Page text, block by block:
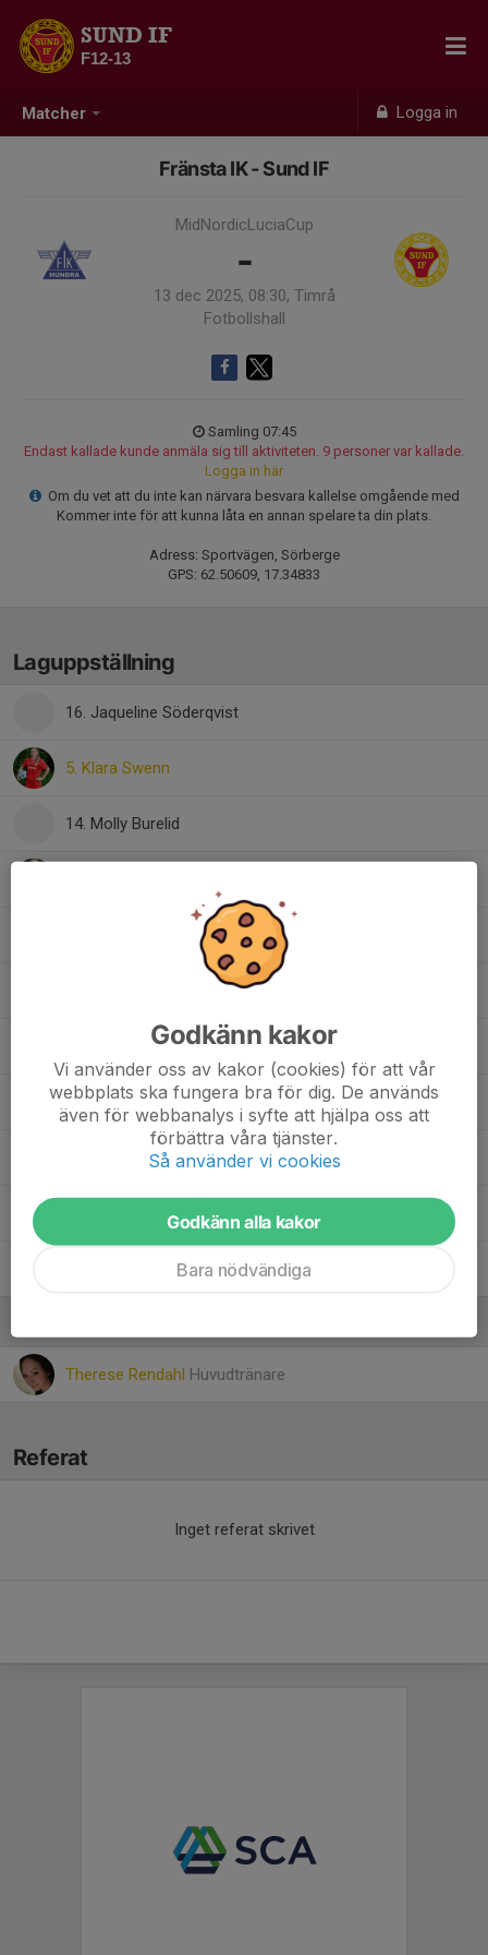
Matcher Logga in
SUND IF
F12-13
Fränsta IK - Sund IF
MidNordicLuciaCup
-
13 dec 2025, 08:30, Timrå
Fotbollshall
Samling 07:45
Endast kallade kunde anmäla sig till aktiviteten. 9 personer var kallade.
Logga in här
Om du vet att du inte kan närvara besvara kallelse omgående med
Kommer inte för att kunna låta en annan spelare ta din plats.
Adress: Sportvägen, Sörberge
GPS: 62.50609, 17.34833
Laguppställning
16. Jaqueline Söderqvist
5. Klara Swenn
14. Molly Burelid
11. Nova Nyström
18. Nova Wallström
8. Ranim Kaddoura
10. Yaiza Karlsson
12. Zaga-Li Larsson
Therese Rendahl Huvudtränare
Referat
Inget referat skrivet
Godkänn kakor
Vi använder oss av kakor (cookies) för att vår
webbplats ska fungera bra för dig. De används
även för webbanalys i syfte att hjälpa oss att
förbättra våra tjänster.
Så använder vi cookies
Godkänn alla kakor
Bara nödvändiga